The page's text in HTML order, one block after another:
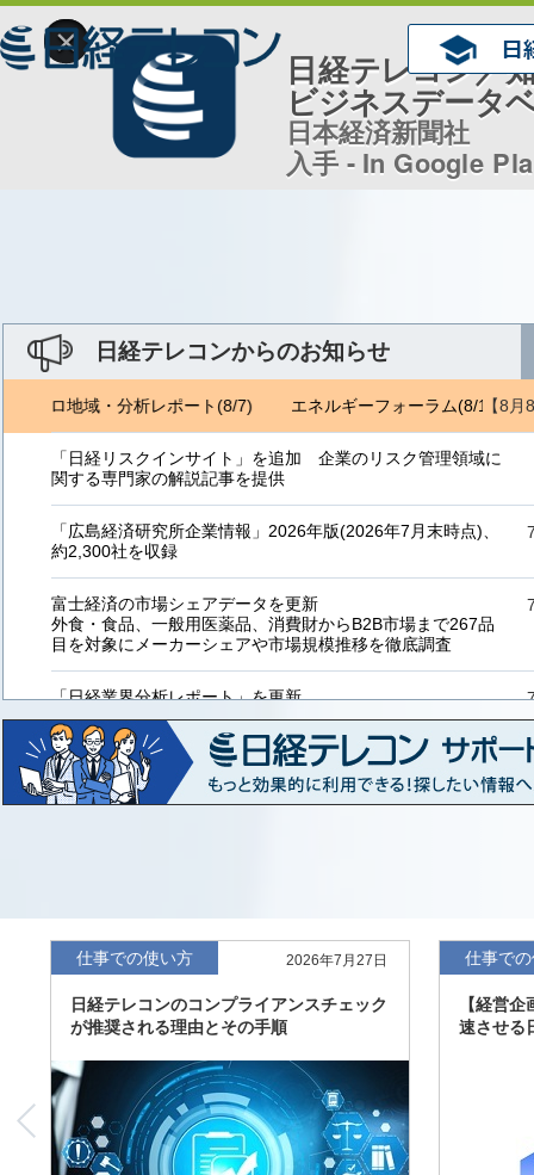
×
日経テレコン／
ビジネスデータ
日本経済新聞社
入手 - In Google
日経テレコンからのお知らせ
【8月
トロ地域・分析レポート(8/7) エネルギーフォーラム(8/1) ジ
「日経リスクインサイト」を追加 企業のリスク管理領域に
関する専門家の解説記事を提供
「広島経済研究所企業情報」2026年版(2026年7月末時点)、
約2,300社を収録
富士経済の市場シェアデータを更新
外食・食品、一般用医薬品、消費財からB2B市場まで267品
目を対象にメーカーシェアや市場規模推移を徹底調査
「日経業界分析レポート」を更新
「工業用プラスチック製品」「システムインテグレーター」
など20業界の内容を刷新
「東洋経済海外進出企業情報」の2026年版、約3万6千社を
収録
「日経POS情報マーケットレポート」の最新版、10～3月実
績の市場動向を速報
度の予想を実施
仕事での使い方 2026年7月27日
日経テレコンのコンプライアンスチェック
が推奨される理由とその手順
仕事で
【経営
速させる